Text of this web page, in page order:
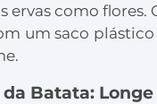
ervas como
um saco
da Batata: